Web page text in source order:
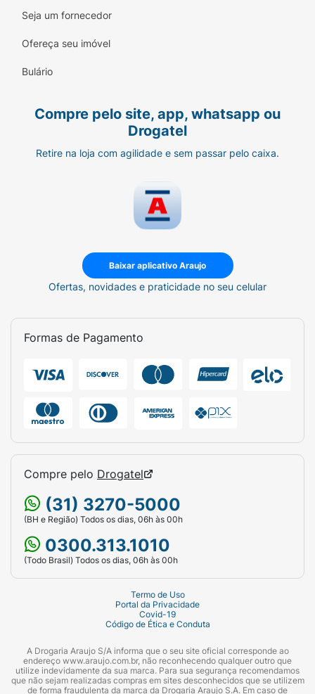
Seja um fornecedor
Ofereça seu imóvel
Bulário
Compre pelo site, app, whatsapp ou
Drogatel
Retire na loja com agilidade e sem passar pelo caixa.
Baixar aplicativo Araujo
Ofertas, novidades e praticidade no seu celular
Formas de Pagamento
Compre pelo Drogatel
(31) 3270-5000
(BH e Região) Todos os dias, 06h às 00h
0300.313.1010
(Todo Brasil) Todos os dias, 06h às 00h
Termo de Uso
Portal da Privacidade
Covid-19
Código de Ética e Conduta
A Drogaria Araujo S/A informa que o seu site oficial corresponde ao
endereço www.araujo.com.br, não reconhecendo qualquer outro que
utilize indevidamente da sua marca. Para sua segurança recomendamos
que não sejam realizadas compras em sites desconhecidos que se utilizem
de forma fraudulenta da marca da Drogaria Araujo S.A. Em caso de